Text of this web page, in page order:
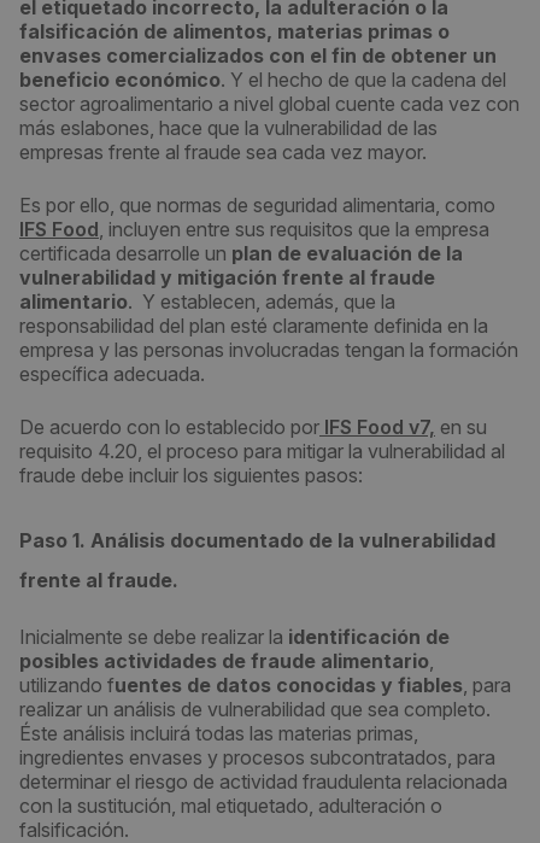
el etiquetado incorrecto, la adulteración o la
falsificación de alimentos, materias primas o
envases comercializados con el fin de obtener un
beneficio económico. Y el hecho de que la cadena del
sector agroalimentario a nivel global cuente cada vez con
más eslabones, hace que la vulnerabilidad de las
empresas frente al fraude sea cada vez mayor.
Es por ello, que normas de seguridad alimentaria, como
IFS Food, incluyen entre sus requisitos que la empresa
certificada desarrolle un plan de evaluación de la
vulnerabilidad y mitigación frente al fraude
alimentario. Y establecen, además, que la
responsabilidad del plan esté claramente definida en la
empresa y las personas involucradas tengan la formación
específica adecuada.
De acuerdo con lo establecido por IFS Food v7, en su
requisito 4.20, el proceso para mitigar la vulnerabilidad al
fraude debe incluir los siguientes pasos:
Paso 1. Análisis documentado de la vulnerabilidad
frente al fraude.
Inicialmente se debe realizar la identificación de
posibles actividades de fraude alimentario,
utilizando fuentes de datos conocidas y fiables, para
realizar un análisis de vulnerabilidad que sea completo.
Éste análisis incluirá todas las materias primas,
ingredientes envases y procesos subcontratados, para
determinar el riesgo de actividad fraudulenta relacionada
con la sustitución, mal etiquetado, adulteración o
falsificación.